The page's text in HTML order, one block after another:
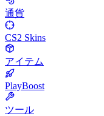
通貨
CS2 Skins
アイテム
PlayBoost
ツール